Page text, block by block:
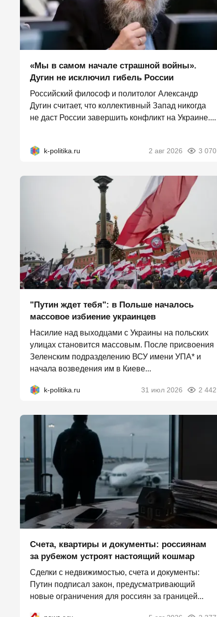
«Мы в самом начале страшной войны».
Дугин не исключил гибель России
Российский философ и политолог Александр
Дугин считает, что коллективный Запад никогда
не даст России завершить конфликт на Украине....
k-politika.ru 2 авг 2026 3 070
"Путин ждет тебя": в Польше началось
массовое избиение украинцев
Насилие над выходцами с Украины на польских
улицах становится массовым. После присвоения
Зеленским подразделению ВСУ имени УПА* и
начала возведения им в Киеве...
k-politika.ru 31 июл 2026 2 442
Счета, квартиры и документы: россиянам
за рубежом устроят настоящий кошмар
Сделки с недвижимостью, счета и документы:
Путин подписал закон, предусматривающий
новые ограничения для россиян за границей...